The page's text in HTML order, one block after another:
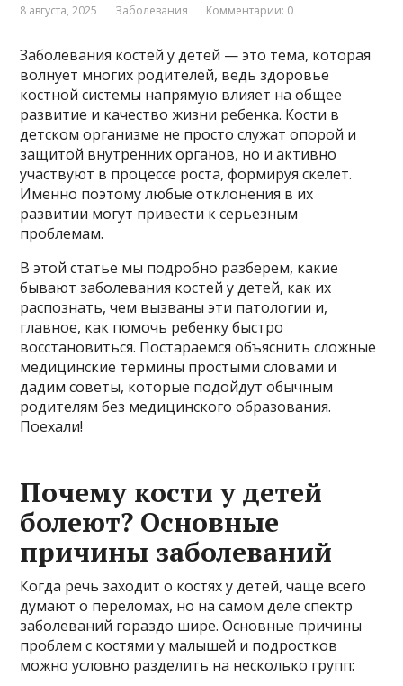
8 августа, 2025 Заболевания Комментарии: 0
Заболевания костей у детей — это тема, которая
волнует многих родителей, ведь здоровье
костной системы напрямую влияет на общее
развитие и качество жизни ребенка. Кости в
детском организме не просто служат опорой и
защитой внутренних органов, но и активно
участвуют в процессе роста, формируя скелет.
Именно поэтому любые отклонения в их
развитии могут привести к серьезным
проблемам.
В этой статье мы подробно разберем, какие
бывают заболевания костей у детей, как их
распознать, чем вызваны эти патологии и,
главное, как помочь ребенку быстро
восстановиться. Постараемся объяснить сложные
медицинские термины простыми словами и
дадим советы, которые подойдут обычным
родителям без медицинского образования.
Поехали!
Почему кости у детей
болеют? Основные
причины заболеваний
Когда речь заходит о костях у детей, чаще всего
думают о переломах, но на самом деле спектр
заболеваний гораздо шире. Основные причины
проблем с костями у малышей и подростков
можно условно разделить на несколько групп: